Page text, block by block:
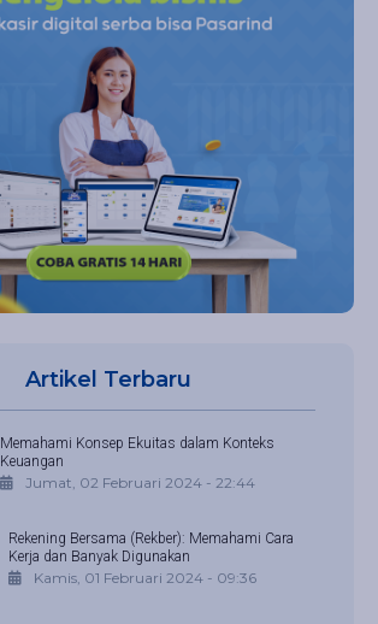
Artikel Terbaru
Memahami Konsep Ekuitas dalam Konteks
Keuangan
Jumat, 02 Februari 2024 - 22:44
Rekening Bersama (Rekber): Memahami Cara
Kerja dan Banyak Digunakan
Kamis, 01 Februari 2024 - 09:36